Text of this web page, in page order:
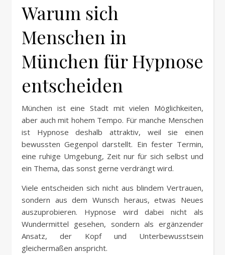
Warum sich
Menschen in
München für Hypnose
entscheiden
München ist eine Stadt mit vielen Möglichkeiten,
aber auch mit hohem Tempo. Für manche Menschen
ist Hypnose deshalb attraktiv, weil sie einen
bewussten Gegenpol darstellt. Ein fester Termin,
eine ruhige Umgebung, Zeit nur für sich selbst und
ein Thema, das sonst gerne verdrängt wird.
Viele entscheiden sich nicht aus blindem Vertrauen,
sondern aus dem Wunsch heraus, etwas Neues
auszuprobieren. Hypnose wird dabei nicht als
Wundermittel gesehen, sondern als ergänzender
Ansatz, der Kopf und Unterbewusstsein
gleichermaßen anspricht.